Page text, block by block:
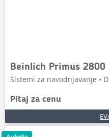
Beinlich Primus
Sistemi za navodnjavanje •
Pitaj za cenu